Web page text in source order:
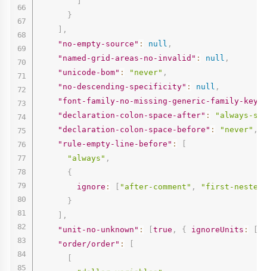
}
,
"no-empty-source" : null ,
"named-grid-areas-no-invalid" : null ,
"unicode-bom" : "never" ,
"no-descending-specificity" : null ,
"font-family-no-missing-generic-family-
"declaration-colon-space-after" :
"always-
"declaration-colon-space-before" : "never" ,
"rule-empty-line-before" :
"always" ,
{
ignore : "after-comment" ,
"first-
}
,
"unit-no-unknown" : [true , { ignoreUnits :
"order/order" :